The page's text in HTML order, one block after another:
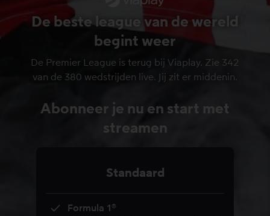
De beste league van de wereld
begint weer
De Premier League is terug bij Viaplay. Zie 342
van de 380 wedstrijden live. Jij zit er middenin.
Abonneer je nu en start met
streamen
Standaard
Formula 1®